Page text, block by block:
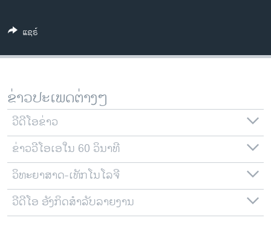
ທຸລະກິດ
ພາສາອັງກິດ
ສຽງ
ລາຍການກະຈາຍສຽງ
ລາຍງານ
ຕິດຕາມພວກເຮົາ ທີ່
ພາສາຕ່າງໆ
ແຊຣ໌
ຂ່າວປະເພດຕ່າງໆ
ວີດີໂອຂ່າວ
ຂ່າວວີໂອເອໃນ 60 ວິນາທີ
ວິທະຍາສາດ-ເທັກໂນໂລຈີ
ວີດີໂອ ອັງກິດສຳລັບລາຍງານ